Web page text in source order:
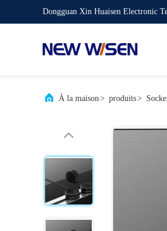
Dongguan Xin Huaisen Electronic
À la maison> produits>